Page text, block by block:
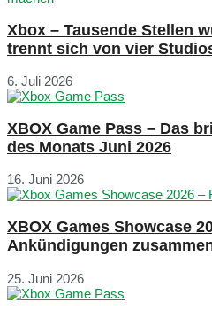
Xbox – Tausende Stellen
trennt sich von vier
6. Juli 2026
XBOX Game Pass – Das
des Monats Juni 2026
16. Juni 2026
XBOX Games Showcase
Ankündigungen
25. Juni 2026